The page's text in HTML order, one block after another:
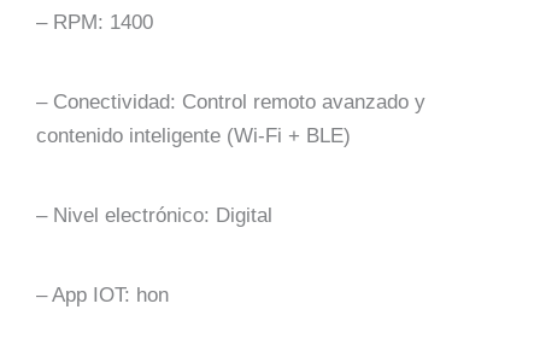
– RPM: 1400
– Conectividad: Control remoto avanzado y
contenido inteligente (Wi-Fi + BLE)
– Nivel electrónico: Digital
– App IOT: hon